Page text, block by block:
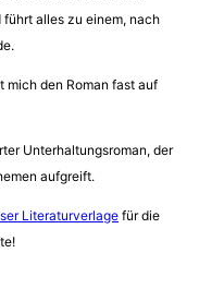
alles zu einem, nach
mich den Roman fast auf
Unterhaltungsroman, der
aufgreift.
Literaturverlagefür die